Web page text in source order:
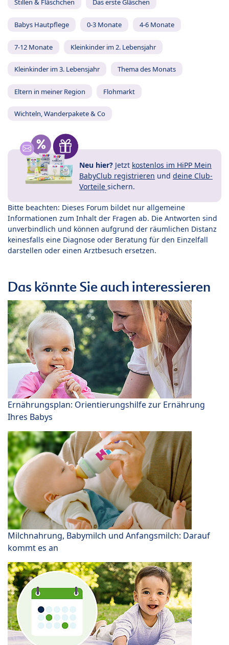
Stillen & Fläschchen Das erste Gläschen
Babys Hautpflege 0-3 Monate 4-6 Monate
7-12 Monate Kleinkinder im 2. Lebensjahr
Kleinkinder im 3. Lebensjahr Thema des Monats
Eltern in meiner Region Flohmarkt
Wichteln, Wanderpakete & Co
Neu hier? Jetzt kostenlos im HiPP Mein
BabyClub registrieren und deine Club-
Vorteile sichern.
Bitte beachten: Dieses Forum bildet nur allgemeine
Informationen zum Inhalt der Fragen ab. Die Antworten sind
unverbindlich und können aufgrund der räumlichen Distanz
keinesfalls eine Diagnose oder Beratung für den Einzelfall
darstellen oder einen Arztbesuch ersetzen.
Das könnte Sie auch interessieren
Ernährungsplan: Orientierungshilfe zur Ernährung
Ihres Babys
Milchnahrung, Babymilch und Anfangsmilch: Darauf
kommt es an